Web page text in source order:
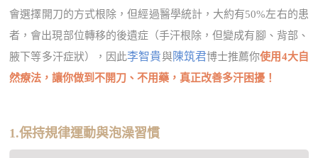
會選擇開刀的方式根除，但經過醫學統計，大約有50%左右的患
者，會出現部位轉移的後遺症（手汗根除，但變成有腳、背部、
腋下等多汗症狀），因此李智貴與陳筑君博士推薦你使用4大自
然療法，讓你做到不開刀、不用藥，真正改善多汗困擾！
1.保持規律運動與泡澡習慣